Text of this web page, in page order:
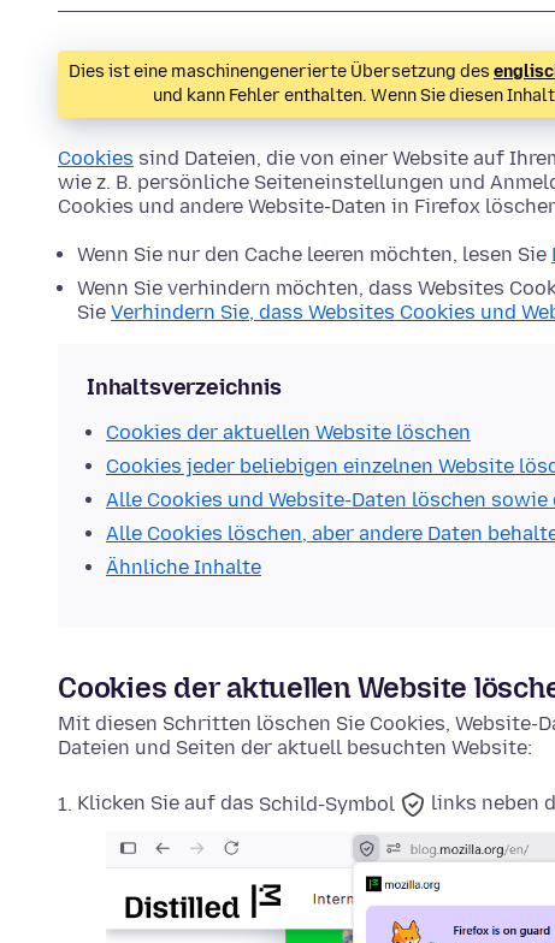
Dies ist eine maschinengenerierte Übersetzung des
und kann Fehler enthalten. Wenn Sie diesen
Cookies sind Dateien, die von einer Website auf
wie z. B. persönliche Seiteneinstellungen und
Cookies und andere Website-Daten in Firefox
Wenn Sie nur den Cache leeren möchten, lesen Sie
Wenn Sie verhindern möchten, dass Websites
Sie Verhindern Sie, dass Websites Cookies und
Inhaltsverzeichnis
Cookies der aktuellen Website löschen
Cookies jeder beliebigen einzelnen Website
Alle Cookies und Website-Daten löschen sowie
Alle Cookies löschen, aber andere Daten
Ähnliche Inhalte
Cookies der aktuellen Website
Mit diesen Schritten löschen Sie Cookies, Website-
Dateien und Seiten der aktuell besuchten Website:
Klicken Sie auf das Schild-Symbol links neben